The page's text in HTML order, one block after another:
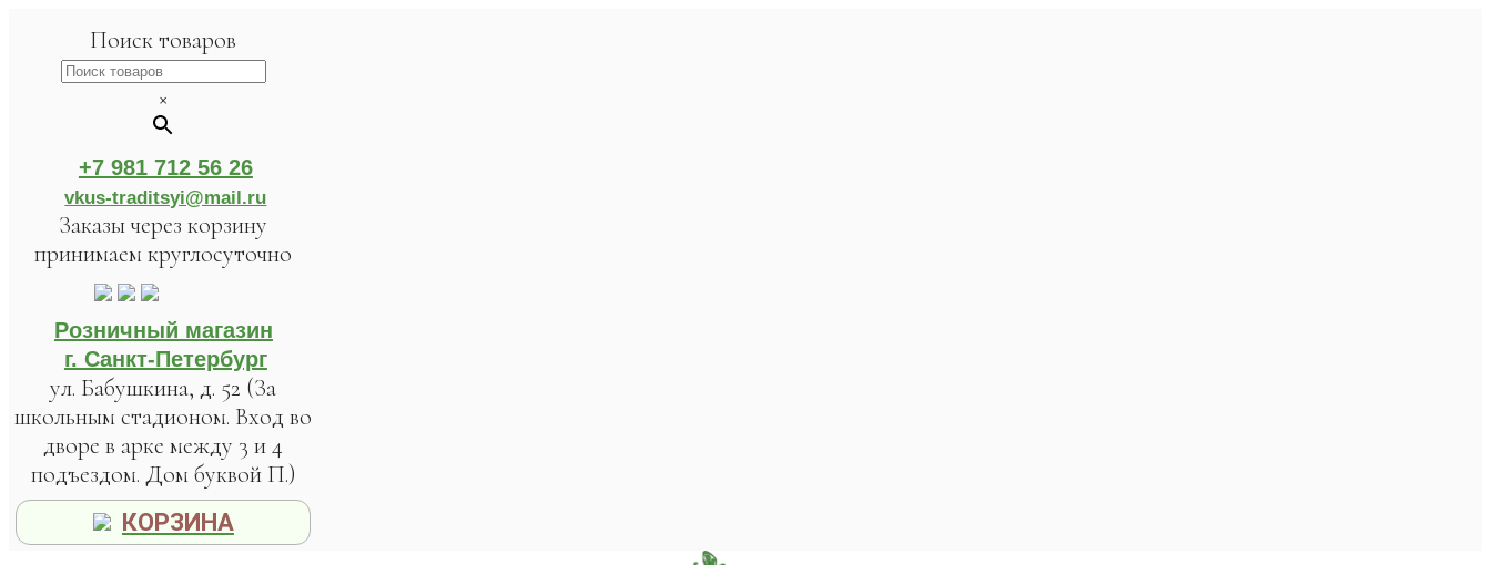
Поиск товаров
×
+7 981 712 56 26
vkus-traditsyi@mail.ru
Заказы через корзину
принимаем круглосуточно
Розничный магазин
г. Санкт-Петербург
ул. Бабушкина, д. 52 (За
школьным стадионом. Вход во
дворе в арке между 3 и 4
подъездом. Дом буквой П.)
КОРЗИНА